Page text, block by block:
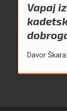
Vapaj
Davor